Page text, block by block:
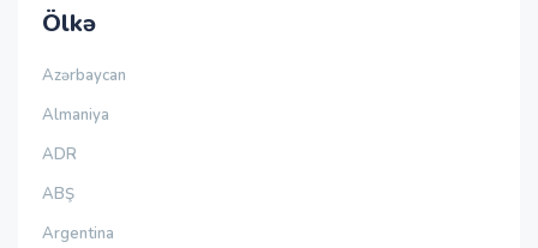
Ölkə
Azərbaycan
Almaniya
ADR
ABŞ
Argentina